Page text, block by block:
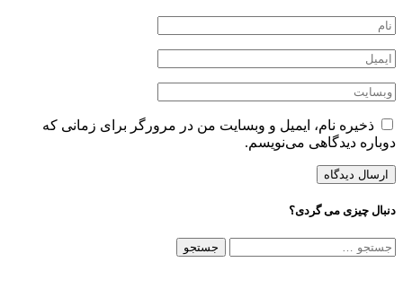
ذخیره نام، ایمیل و وبسایت من در مرورگر برای زمانی که
دوباره دیدگاهی می‌نویسم.
دنبال چیزی می گردی؟
جستجو